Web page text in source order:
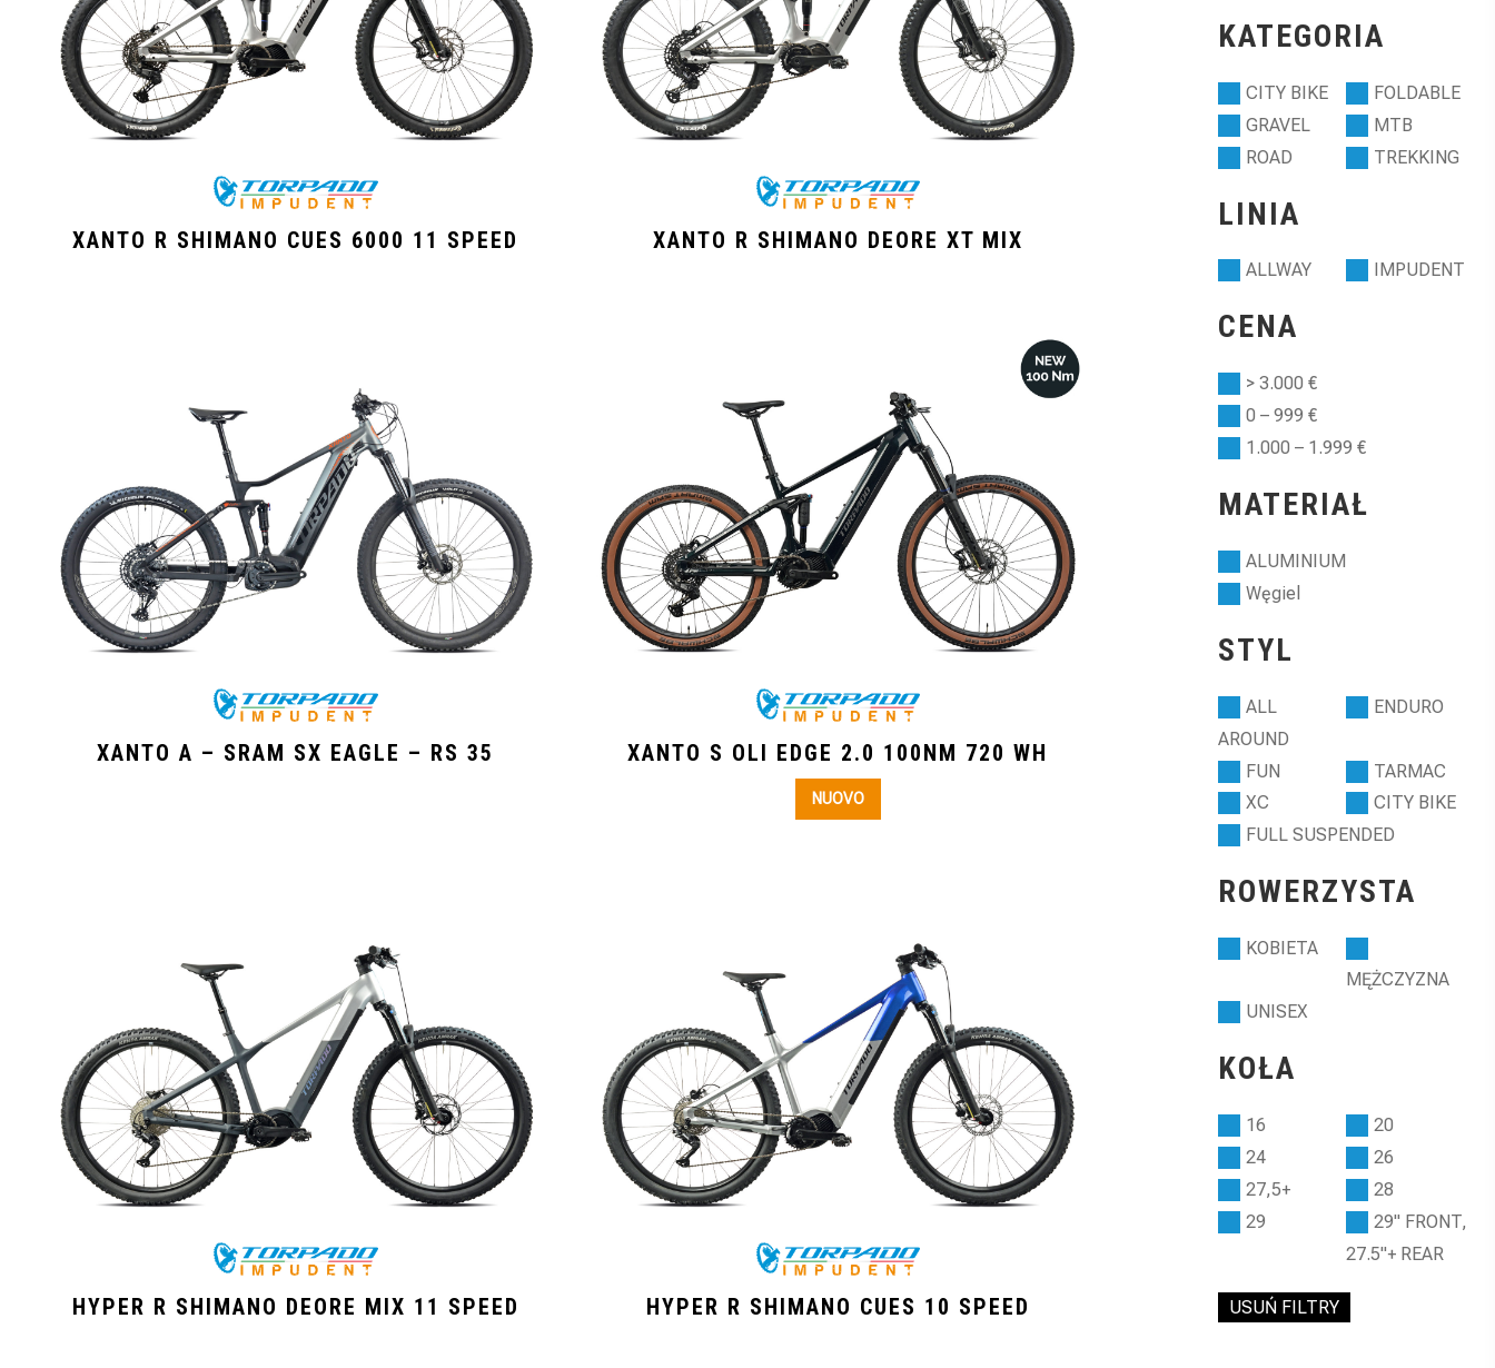
XANTO R SHIMANO CUES 6000 11 SPEED XANTO R SHIMANO DEORE XT MIX
XANTO A – SRAM SX EAGLE – RS 35 XANTO S OLI EDGE 2.0 100NM 720 WH
NUOVO
HYPER R SHIMANO DEORE MIX 11 SPEED HYPER R SHIMANO CUES 10 SPEED
KATEGORIA
CITY BIKE
FOLDABLE
GRAVEL
MTB
ROAD
TREKKING
LINIA
ALLWAY IMPUDENT
CENA
> 3.000 €
0 – 999 €
1.000 – 1.999 €
MATERIAŁ
ALUMINIUM
Węgiel
STYL
ALL
AROUND
ENDURO
FUN
TARMAC
XC
CITY BIKE
FULL SUSPENDED
ROWERZYSTA
KOBIETA
MĘŻCZYZNA
UNISEX
KOŁA
16
20
24
26
27,5+
28
29
29" FRONT,
27.5"+ REAR
USUŃ FILTRY